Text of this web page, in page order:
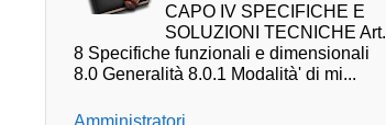
CAPO IV SPECIFICHE E
SOLUZIONI TECNICHE Art.
8 Specifiche funzionali e dimensionali
8.0 Generalità 8.0.1 Modalità' di mi...
Amministratori